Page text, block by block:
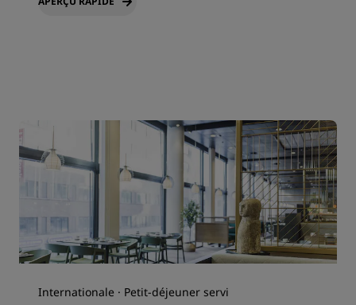
Internationale · Petit-déjeuner servi